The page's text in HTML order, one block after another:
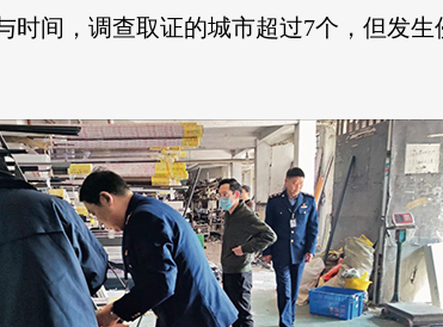
间，调查取证的城市超过7个，但发